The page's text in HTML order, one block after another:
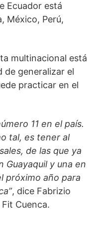
Ecuador está
México, Perú,
multinacional está
de generalizar el
practicar en el
11 en el país.
tal, es tener al
de las que ya
Guayaquil y una en
próximo año para
, dice Fabrizio
Cuenca.